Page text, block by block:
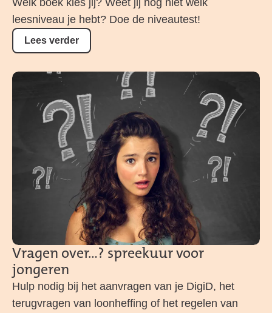
Lees verder
Welk boek kies jij? Weet jij nog niet welk
leesniveau je hebt? Doe de niveautest!
Vragen over...? spreekuur voor
jongeren
Hulp nodig bij het aanvragen van je DigiD, het
terugvragen van loonheffing of het regelen van